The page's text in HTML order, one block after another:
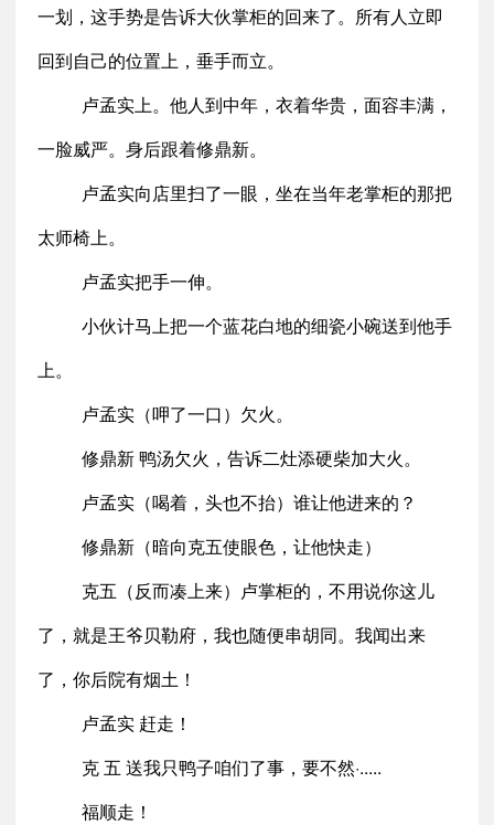
一划，这手势是告诉大伙掌柜的回来了。所有人立即
回到自己的位置上，垂手而立。
卢孟实上。他人到中年，衣着华贵，面容丰满，
一脸威严。身后跟着修鼎新。
卢孟实向店里扫了一眼，坐在当年老掌柜的那把
太师椅上。
卢孟实把手一伸。
小伙计马上把一个蓝花白地的细瓷小碗送到他手
上。
卢孟实（呷了一口）欠火。
修鼎新 鸭汤欠火，告诉二灶添硬柴加大火。
卢孟实（喝着，头也不抬）谁让他进来的？
修鼎新（暗向克五使眼色，让他快走）
克五（反而凑上来）卢掌柜的，不用说你这儿
了，就是王爷贝勒府，我也随便串胡同。我闻出来
了，你后院有烟土！
卢孟实 赶走！
克 五 送我只鸭子咱们了事，要不然·.....
福顺走！